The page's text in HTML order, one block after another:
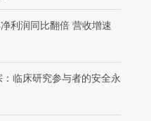
利润同比翻倍 营收增速
临床研究参与者的安全永